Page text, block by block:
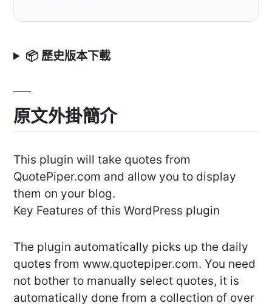
📦 歷史版本下載
原文外掛簡介
This plugin will take quotes from
QuotePiper.com and allow you to display
them on your blog.
Key Features of this WordPress plugin
The plugin automatically picks up the daily
quotes from www.quotepiper.com. You need
not bother to manually select quotes, it is
automatically done from a collection of over